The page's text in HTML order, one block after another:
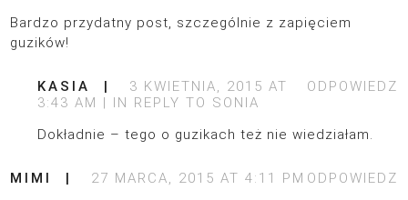
Bardzo przydatny post, szczególnie z zapięciem
guzików!
ODPOWIEDZ
KASIA
3 KWIETNIA, 2015 AT
3:43 AM
IN REPLY TO SONIA
Dokładnie – tego o guzikach też nie wiedziałam.
ODPOWIEDZ
MIMI
27 MARCA, 2015 AT 4:11 PM